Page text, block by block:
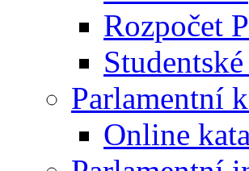
Rozpočet
Studentské
Parlamentní
Online